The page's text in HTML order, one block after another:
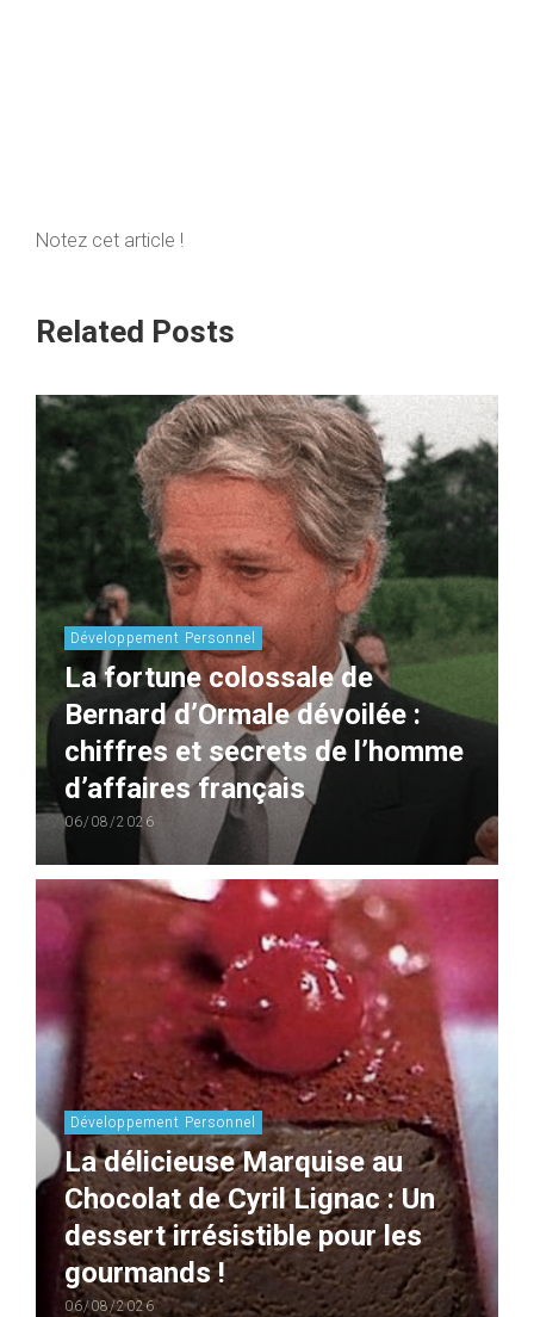
Notez cet article !
Related Posts
Développement Personnel
La fortune colossale de
Bernard d’Ormale dévoilée :
chiffres et secrets de l’homme
d’affaires français
06/08/2026
Développement Personnel
La délicieuse Marquise au
Chocolat de Cyril Lignac : Un
dessert irrésistible pour les
gourmands !
06/08/2026